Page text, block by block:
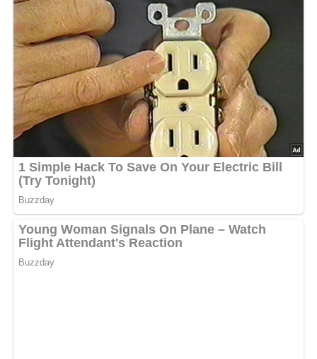
Topf geben und erhitzen.
Etwa 10 bis 12 Minuten garen. Anschließend kräftig
mit Salz, Pfeffer und Muskat würzen. Währenddessen
den Backofen auf 180° C Ober- und Unterhitze
vorheizen.
Den Skyr mit den Rübensirup, dem Ei und den
Semmelbröseln mischen und alles unter die
Steckrüben rühren. Noch einmal mit Salz, Pfeffer und
Muskat abschmecken.
Die Zutaten in eine große Auflaufform geben und den
restlichen Esslöffel Butter in kleine Stückchen
schneiden und gleichmäßig darauf verteilen.
Anschließend den Auflauf auf der mittleren Schiene
des vorgeheizten Backofens für ca. 30 bis 35 Minuten
backen, bis der Auflauf eine angenehm goldbräunliche
Kruste gebildet hat. Währenddessen den Schnittlauch